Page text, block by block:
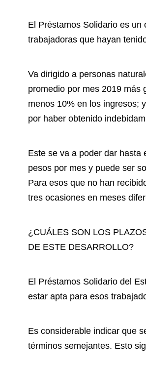
El Préstamos Solidario es
trabajadoras que hayan
Va dirigido a personas
promedio por mes 2019 más
menos 10% en los ingresos;
por haber obtenido
Este se va a poder dar hasta
pesos por mes y puede ser
Para esos que no han
tres ocasiones en meses
¿CUÁLES SON LOS
DE ESTE DESARROLLO?
El Préstamos Solidario del
estar apta para esos
Es considerable indicar que
términos semejantes. Esto